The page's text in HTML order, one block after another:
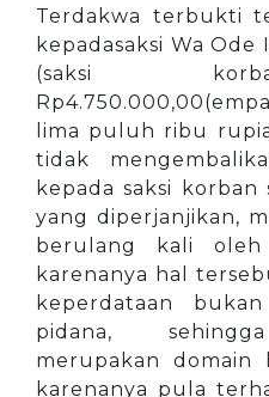
Terdakwa terbukti
kepadasaksi Wa
(saksi
lima puluh ribu
tidak
kepada saksi
yang diperjanjikan,
berulang kali
karenanya hal
keperdataan
pidana,
merupakan domain
karenanya pula